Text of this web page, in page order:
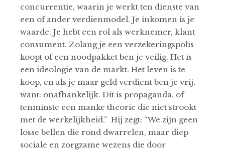
concurrentie, waarin je werkt ten dienste van
een of ander verdienmodel. Je inkomen is je
waarde. Je hebt een rol als werknemer, klant
consument. Zolang je een verzekeringspolis
koopt of een noodpakket ben je veilig. Het is
een ideologie van de markt. Het leven is te
koop, en als je maar geld verdient ben je vrij,
want: onafhankelijk. Dit is propaganda, of
tenminste een manke theorie die niet strookt
met de werkelijkheid.” Hij zegt: “We zijn geen
losse bellen die rond dwarrelen, maar diep
sociale en zorgzame wezens die door